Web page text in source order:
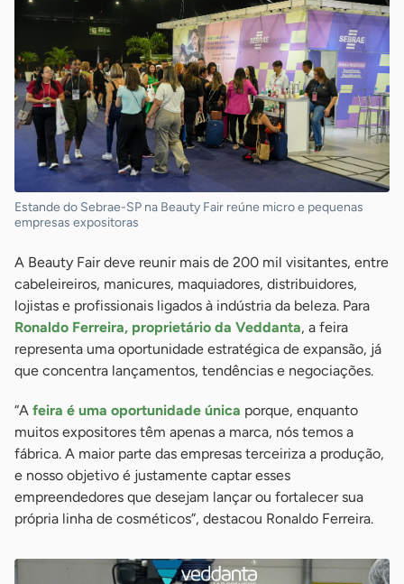
Estande do Sebrae-SP na Beauty Fair reúne micro e pequenas
empresas expositoras
A Beauty Fair deve reunir mais de 200 mil visitantes, entre
cabeleireiros, manicures, maquiadores, distribuidores,
lojistas e profissionais ligados à indústria da beleza. Para
Ronaldo Ferreira, proprietário da Veddanta, a feira
representa uma oportunidade estratégica de expansão, já
que concentra lançamentos, tendências e negociações.
“A feira é uma oportunidade única porque, enquanto
muitos expositores têm apenas a marca, nós temos a
fábrica. A maior parte das empresas terceiriza a produção,
e nosso objetivo é justamente captar esses
empreendedores que desejam lançar ou fortalecer sua
própria linha de cosméticos”, destacou Ronaldo Ferreira.